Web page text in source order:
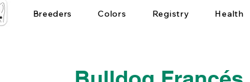
Breeders Colors Registry Health